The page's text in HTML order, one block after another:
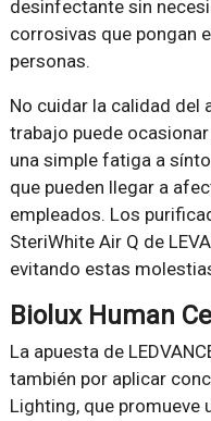
desinfectante sin
corrosivas que pongan
personas.
No cuidar la calidad del
trabajo puede
una simple fatiga a
que pueden llegar a
empleados. Los
SteriWhite Air Q de
evitando estas
Biolux Human
La apuesta de
también por aplicar
Lighting, que promueve